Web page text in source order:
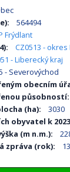
564494
Frýdlant
CZ0513 -
- Liberecký kraj
- Severovýchod
obecním
působností:
(ha):
3030
obyvatel k
(m n.m.):
zpráva (rok):